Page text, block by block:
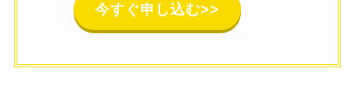
今すぐ申し込む>>